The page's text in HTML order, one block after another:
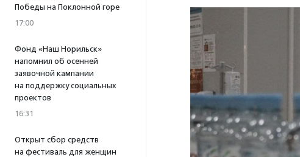
Победы на Поклонной горе
17:00
Фонд «Наш Норильск»
напомнил об осенней
заявочной кампании
на поддержку социальных
проектов
16:31
Открыт сбор средств
на фестиваль для женщин